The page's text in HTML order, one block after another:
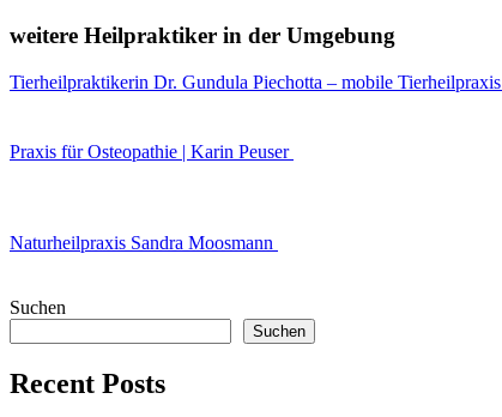
weitere Heilpraktiker in der Umgebung
Tierheilpraktikerin Dr. Gundula Piechotta – mobile Tierheilpraxis
Praxis für Osteopathie | Karin Peuser
Naturheilpraxis Sandra Moosmann
Suchen
Suchen
Recent Posts